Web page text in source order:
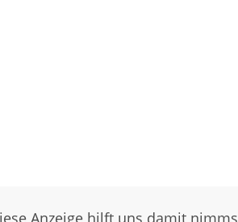
Anzeige hilft uns damit